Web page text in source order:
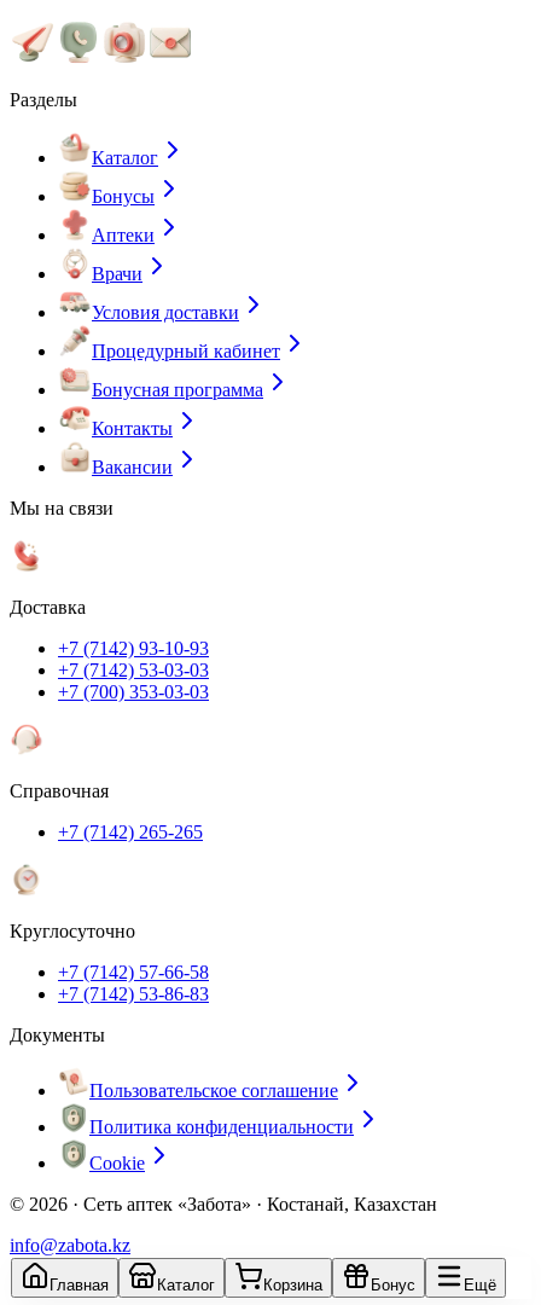
Разделы
Каталог
Бонусы
Аптеки
Врачи
Условия доставки
Процедурный кабинет
Бонусная программа
Контакты
Вакансии
Мы на связи
Доставка
+7 (7142) 93-10-93
+7 (7142) 53-03-03
+7 (700) 353-03-03
Справочная
+7 (7142) 265-265
Круглосуточно
+7 (7142) 57-66-58
+7 (7142) 53-86-83
Документы
Пользовательское соглашение
Политика конфиденциальности
Cookie
© 2026 · Сеть аптек «Забота» · Костанай, Казахстан
info@zabota.kz
Главная Каталог Корзина Бонус Ещё